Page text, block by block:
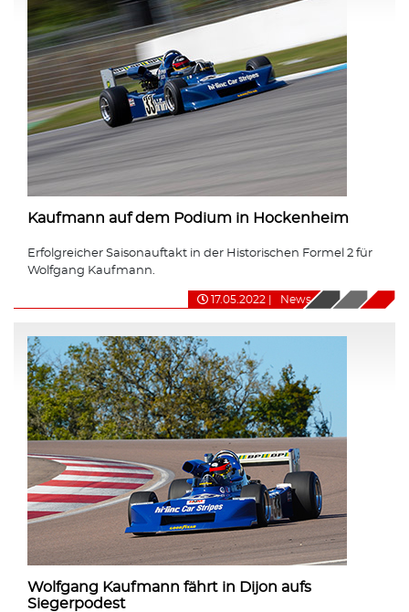
Kaufmann auf dem Podium in Hockenheim
Erfolgreicher Saisonauftakt in der Historischen Formel 2 für
Wolfgang Kaufmann.
17.05.2022 News
Wolfgang Kaufmann fährt in Dijon aufs
Siegerpodest